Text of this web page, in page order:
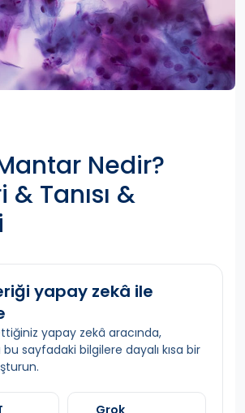
Nedir?
Tanısı &
yapay zekâ ile
yapay zekâ aracında,
bu sayfadaki bilgilere dayalı kısa bir
Grok